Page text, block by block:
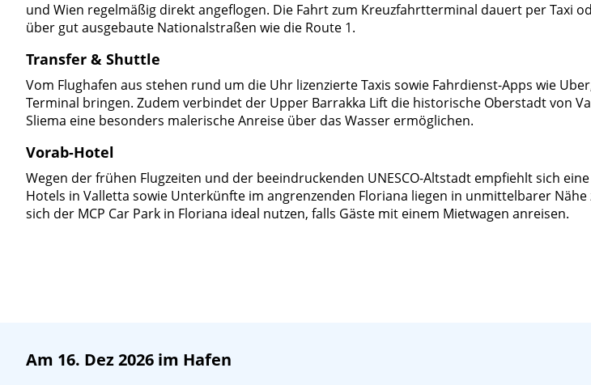
und Wien regelmäßig direkt angeflogen. Die Fahrt zum Kreuzfahrtterminal dauert per Taxi
über gut ausgebaute Nationalstraßen wie die Route 1.
Transfer & Shuttle
Vom Flughafen aus stehen rund um die Uhr lizenzierte Taxis sowie Fahrdienst-Apps wie
Terminal bringen. Zudem verbindet der Upper Barrakka Lift die historische Oberstadt von
Sliema eine besonders malerische Anreise über das Wasser ermöglichen.
Vorab-Hotel
Wegen der frühen Flugzeiten und der beeindruckenden UNESCO-Altstadt empfiehlt sich
Hotels in Valletta sowie Unterkünfte im angrenzenden Floriana liegen in unmittelbarer
sich der MCP Car Park in Floriana ideal nutzen, falls Gäste mit einem Mietwagen anreisen.
Am 16. Dez 2026 im Hafen